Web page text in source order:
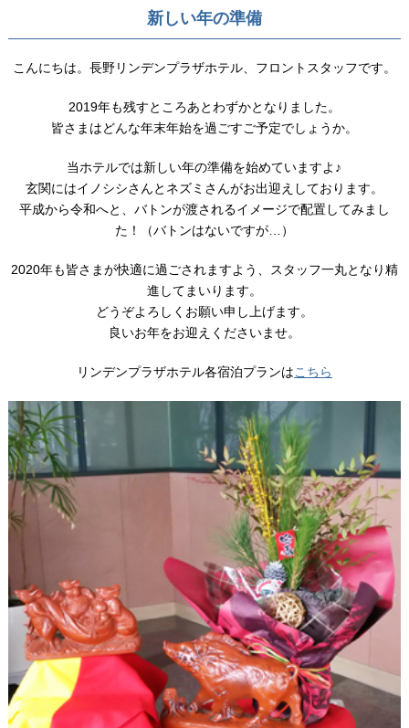
新しい年の準備
こんにちは。長野リンデンプラザホテル、フロントスタッフです。
2019年も残すところあとわずかとなりました。
皆さまはどんな年末年始を過ごすご予定でしょうか。
当ホテルでは新しい年の準備を始めていますよ♪
玄関にはイノシシさんとネズミさんがお出迎えしております。
平成から令和へと、バトンが渡されるイメージで配置してみまし
た！（バトンはないですが…）
2020年も皆さまが快適に過ごされますよう、スタッフ一丸となり精
進してまいります。
どうぞよろしくお願い申し上げます。
良いお年をお迎えくださいませ。
リンデンプラザホテル各宿泊プランはこちら